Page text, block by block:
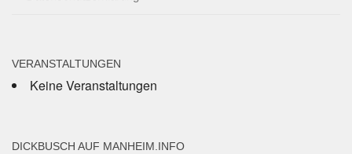
VERANSTALTUNGEN
Keine Veranstaltungen
DICKBUSCH AUF MANHEIM.INFO